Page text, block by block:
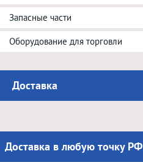
Запасные части
Оборудование для торговли
Доставка
Доставка в любую точку РФ